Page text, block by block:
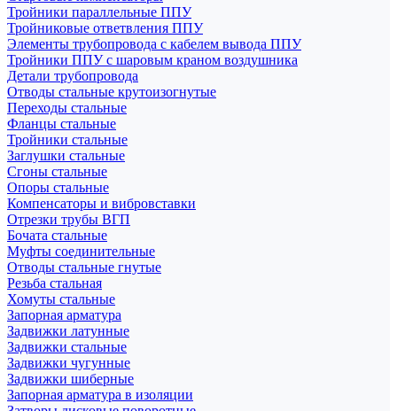
Тройники параллельные ППУ
Тройниковые ответвления ППУ
Элементы трубопровода с кабелем вывода ППУ
Тройники ППУ с шаровым краном воздушника
Детали трубопровода
Отводы стальные крутоизогнутые
Переходы стальные
Фланцы стальные
Тройники стальные
Заглушки стальные
Сгоны стальные
Опоры стальные
Компенсаторы и вибровставки
Отрезки трубы ВГП
Бочата стальные
Муфты соединительные
Отводы стальные гнутые
Резьба стальная
Хомуты стальные
Запорная арматура
Задвижки латунные
Задвижки стальные
Задвижки чугунные
Задвижки шиберные
Запорная арматура в изоляции